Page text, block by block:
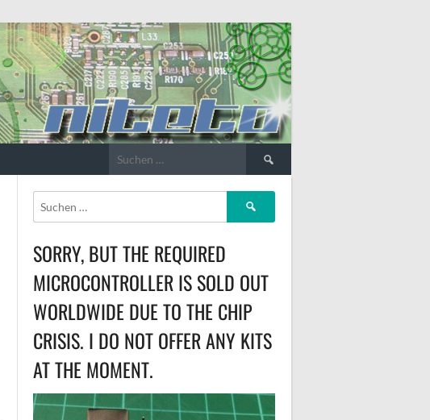
Suchen
nach:
Suchen
SORRY, BUT THE REQUIRED
MICROCONTROLLER IS SOLD OUT
WORLDWIDE DUE TO THE CHIP
CRISIS. I DO NOT OFFER ANY KITS
AT THE MOMENT.